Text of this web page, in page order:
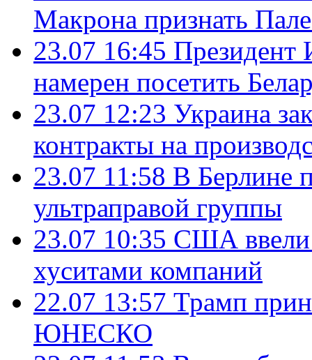
Макрона признать
23.07 16:45 Президент
намерен посетить
23.07 12:23 Украина
контракты на
23.07 11:58 В Берлине
ультраправой группы
23.07 10:35 США ввели
хуситами компаний
22.07 13:57 Трамп
ЮНЕСКО